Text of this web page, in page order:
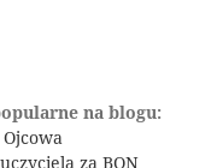
na blogu:
za BON